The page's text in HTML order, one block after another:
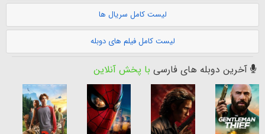
لیست کامل سریال ها
لیست کامل فیلم های دوبله
آخرین دوبله های فارسی با پخش آنلاین